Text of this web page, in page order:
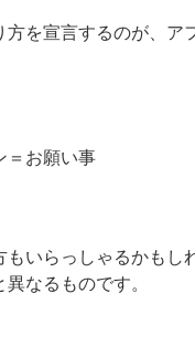
方を宣言するのが、ア
＝お願い事
もいらっしゃるかもし
なるものです。